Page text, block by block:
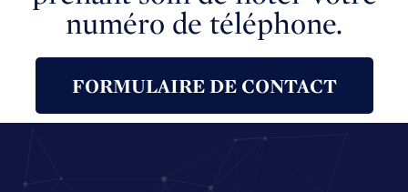
numéro de téléphone.
FORMULAIRE DE CONTACT